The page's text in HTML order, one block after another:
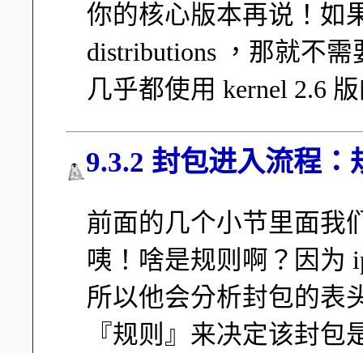
你的核心版本再说！如
distributions ，那就不
几乎都使用 kernel 2.6
9.3.2 封包进入流程
前面的几个小节里面我
咦！啥是规则啊？因为
所以他会分析封包的表
『规则』来决定该封